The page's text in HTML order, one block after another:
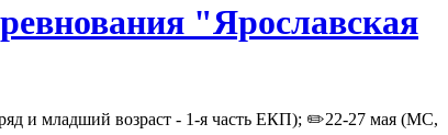
"Ярославская
и младший возраст - 1-я часть ЕКП); ✏️22-27 мая (МС,